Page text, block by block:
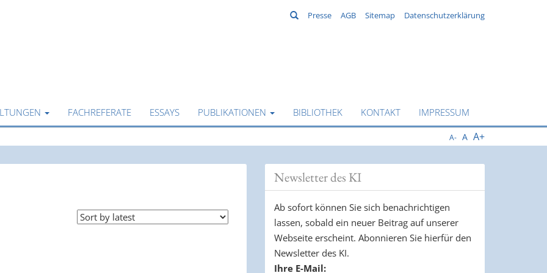
Suchen
Presse AGB Sitemap Datenschutzerklärung
FACHREFERATE ESSAYS PUBLIKATIONEN BIBLIOTHEK KONTAKT IMPRESSUM
A- A A+
Newsletter des KI
Ab sofort können Sie sich benachrichtigen
lassen, sobald ein neuer Beitrag auf unserer
Webseite erscheint. Abonnieren Sie hierfür den
Newsletter des KI.
Ihre E-Mail: